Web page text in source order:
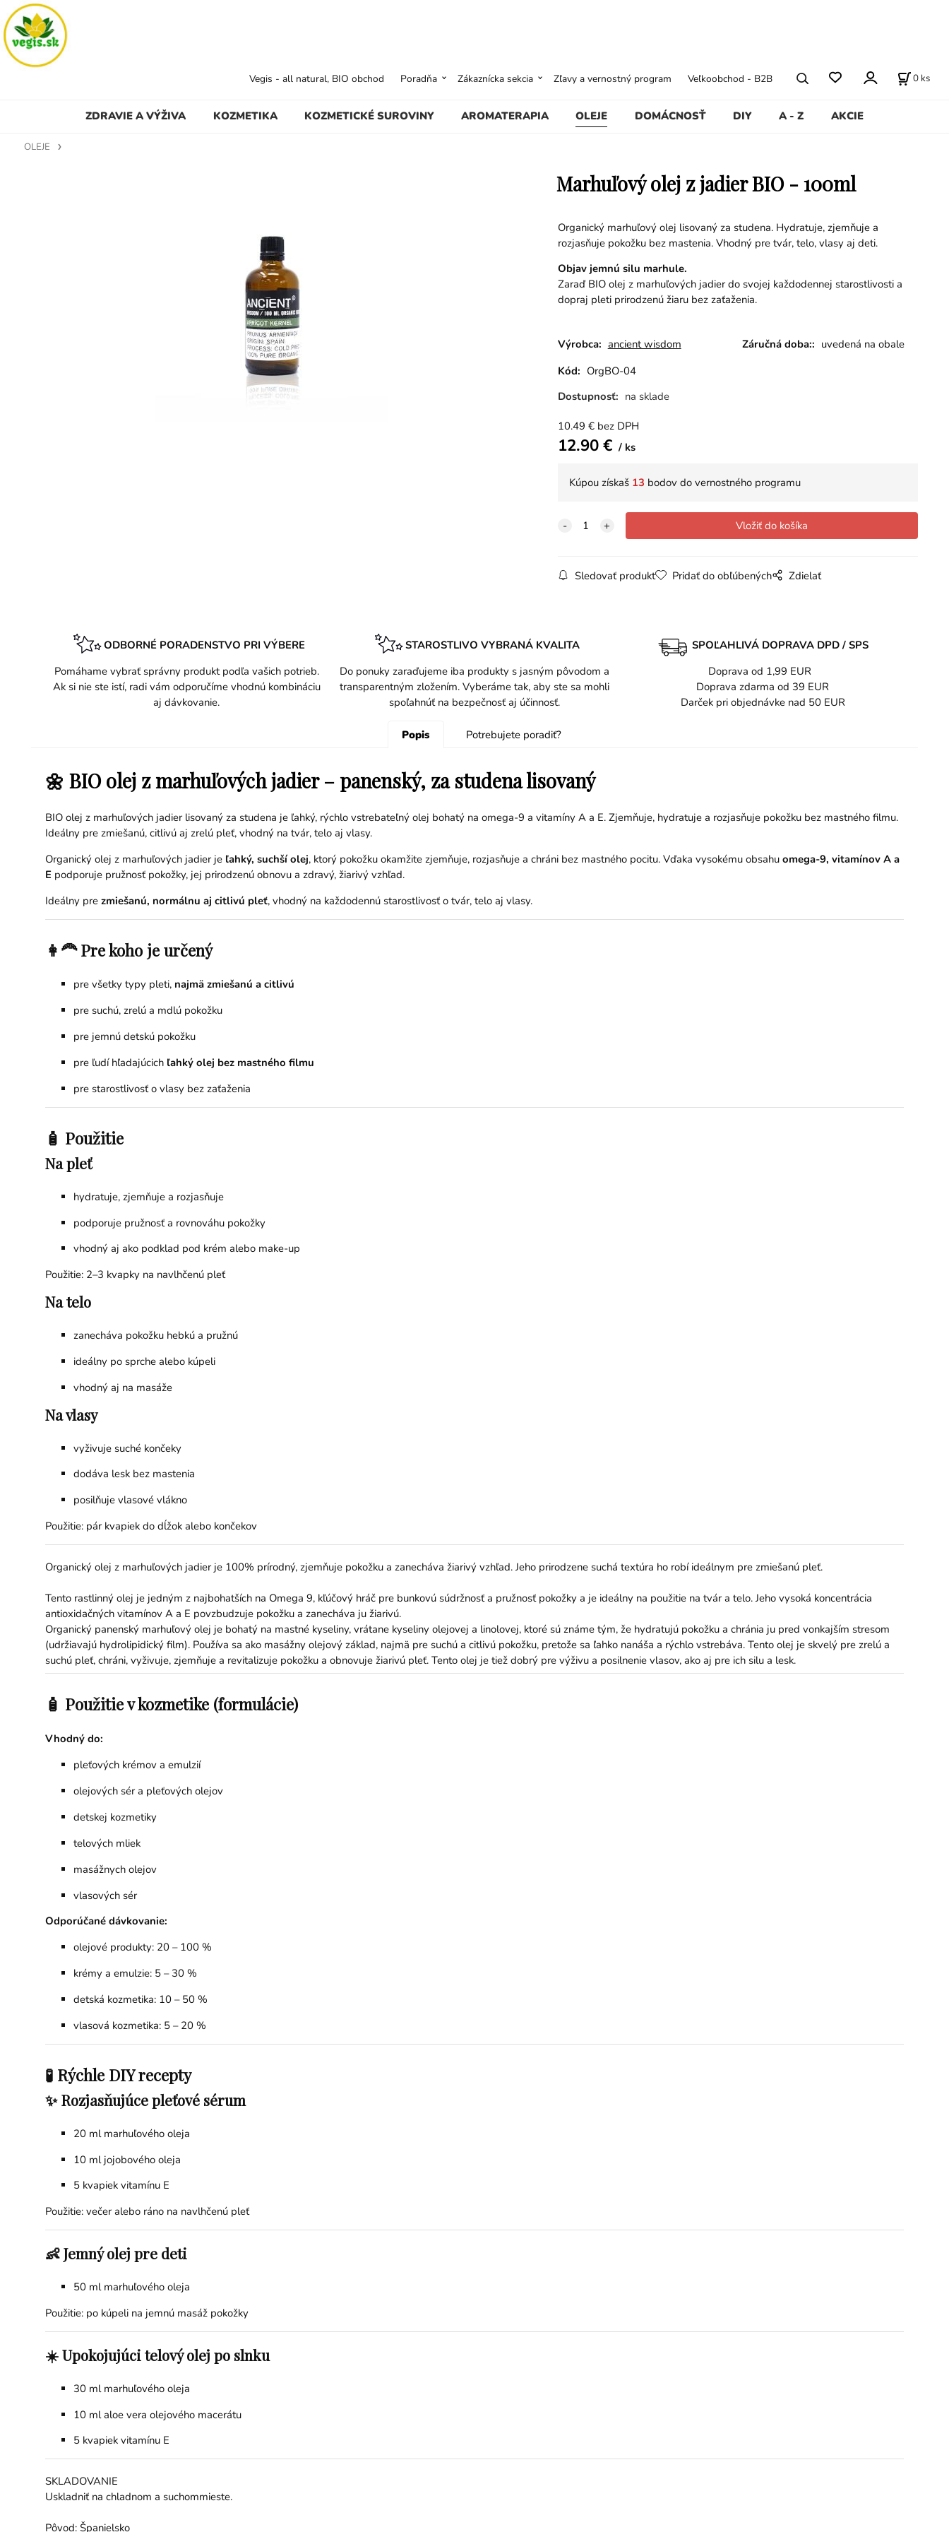
ZDRAVIE A VÝŽIVA KOZMETIKA KOZMETICKÉ SUROVINY AROMATERAPIA OLEJE DOMÁCNOSŤ DIY A - Z AKCIE
Vegis - all natural, BIO obchod Poradňa Zákaznícka sekcia Zľavy a vernostný program Veľkoobchod - B2B 0 ks
OLEJE
Marhuľový olej z jadier BIO - 100ml
Organický marhuľový olej lisovaný za studena. Hydratuje, zjemňuje a
rozjasňuje pokožku bez mastenia. Vhodný pre tvár, telo, vlasy aj deti.
Objav jemnú silu marhule.
Zaraď BIO olej z marhuľových jadier do svojej každodennej starostlivosti a
dopraj pleti prirodzenú žiaru bez zaťaženia.
Výrobca: ancient wisdom Záručná doba:: uvedená na obale
Kód: OrgBO-04
Dostupnosť: na sklade
10.49 € bez DPH
12.90€ ks
Kúpou získaš 13 bodov do vernostného programu
Sledovať produkt Pridať do obľúbených Zdielať
ODBORNÉ PORADENSTVO PRI VÝBERE
Pomáhame vybrať správny produkt podľa vašich potrieb.
Ak si nie ste istí, radi vám odporučíme vhodnú kombináciu
aj dávkovanie.
STAROSTLIVO VYBRANÁ KVALITA
Do ponuky zaraďujeme iba produkty s jasným pôvodom a
transparentným zložením. Vyberáme tak, aby ste sa mohli
spoľahnúť na bezpečnosť aj účinnosť.
SPOĽAHLIVÁ DOPRAVA DPD / SPS
Doprava od 1,99 EUR
Doprava zdarma od 39 EUR
Darček pri objednávke nad 50 EUR
Popis Potrebujete poradiť?
🌼 BIO olej z marhuľových jadier – panenský, za studena lisovaný
BIO olej z marhuľových jadier lisovaný za studena je ľahký, rýchlo vstrebateľný olej bohatý na omega-9 a vitamíny A a E. Zjemňuje, hydratuje a rozjasňuje pokožku bez mastného filmu.
Ideálny pre zmiešanú, citlivú aj zrelú pleť, vhodný na tvár, telo aj vlasy.
Organický olej z marhuľových jadier je ľahký, suchší olej, ktorý pokožku okamžite zjemňuje, rozjasňuje a chráni bez mastného pocitu. Vďaka vysokému obsahu omega-9, vitamínov A a
Epodporuje pružnosť pokožky, jej prirodzenú obnovu a zdravý, žiarivý vzhľad.
Ideálny pre zmiešanú, normálnu aj citlivú pleť, vhodný na každodennú starostlivosť o tvár, telo aj vlasy.
👩‍🦰 Pre koho je určený
pre všetky typy pleti, najmä zmiešanú a citlivú
pre suchú, zrelú a mdlú pokožku
pre jemnú detskú pokožku
pre ľudí hľadajúcich ľahký olej bez mastného filmu
pre starostlivosť o vlasy bez zaťaženia
🧴 Použitie
Na pleť
hydratuje, zjemňuje a rozjasňuje
podporuje pružnosť a rovnováhu pokožky
vhodný aj ako podklad pod krém alebo make-up
Použitie: 2–3 kvapky na navlhčenú pleť
Na telo
zanecháva pokožku hebkú a pružnú
ideálny po sprche alebo kúpeli
vhodný aj na masáže
Na vlasy
vyživuje suché končeky
dodáva lesk bez mastenia
posilňuje vlasové vlákno
Použitie: pár kvapiek do dĺžok alebo končekov
Organický olej z marhuľových jadier je 100% prírodný, zjemňuje pokožku a zanecháva žiarivý vzhľad. Jeho prirodzene suchá textúra ho robí ideálnym pre zmiešanú pleť.
Tento rastlinný olej je jedným z najbohatších na Omega 9, kľúčový hráč pre bunkovú súdržnosť a pružnosť pokožky a je ideálny na použitie na tvár a telo. Jeho vysoká koncentrácia
antioxidačných vitamínov A a E povzbudzuje pokožku a zanecháva ju žiarivú.
Organický panenský marhuľový olej je bohatý na mastné kyseliny, vrátane kyseliny olejovej a linolovej, ktoré sú známe tým, že hydratujú pokožku a chránia ju pred vonkajším stresom
(udržiavajú hydrolipidický film). Používa sa ako masážny olejový základ, najmä pre suchú a citlivú pokožku, pretože sa ľahko nanáša a rýchlo vstrebáva. Tento olej je skvelý pre zrelú a
suchú pleť, chráni, vyživuje, zjemňuje a revitalizuje pokožku a obnovuje žiarivú pleť. Tento olej je tiež dobrý pre výživu a posilnenie vlasov, ako aj pre ich silu a lesk.
🧴 Použitie v kozmetike (formulácie)
Vhodný do:
pleťových krémov a emulzií
olejových sér a pleťových olejov
detskej kozmetiky
telových mliek
masážnych olejov
vlasových sér
Odporúčané dávkovanie:
olejové produkty: 20 – 100 %
krémy a emulzie: 5 – 30 %
detská kozmetika: 10 – 50 %
vlasová kozmetika: 5 – 20 %
🧪 Rýchle DIY recepty
✨ Rozjasňujúce pleťové sérum
20 ml marhuľového oleja
10 ml jojobového oleja
5 kvapiekvitamínu E
Použitie: večer alebo ráno na navlhčenú pleť
👶 Jemný olej pre deti
50 ml marhuľového oleja
Použitie: po kúpeli na jemnú masáž pokožky
☀️ Upokojujúci telový olej po slnku
30 ml marhuľového oleja
10 mlaloe vera olejového macerátu
5 kvapiek vitamínu E
SKLADOVANIE
Uskladniť na chladnom a suchommieste.
Pôvod: Španielsko